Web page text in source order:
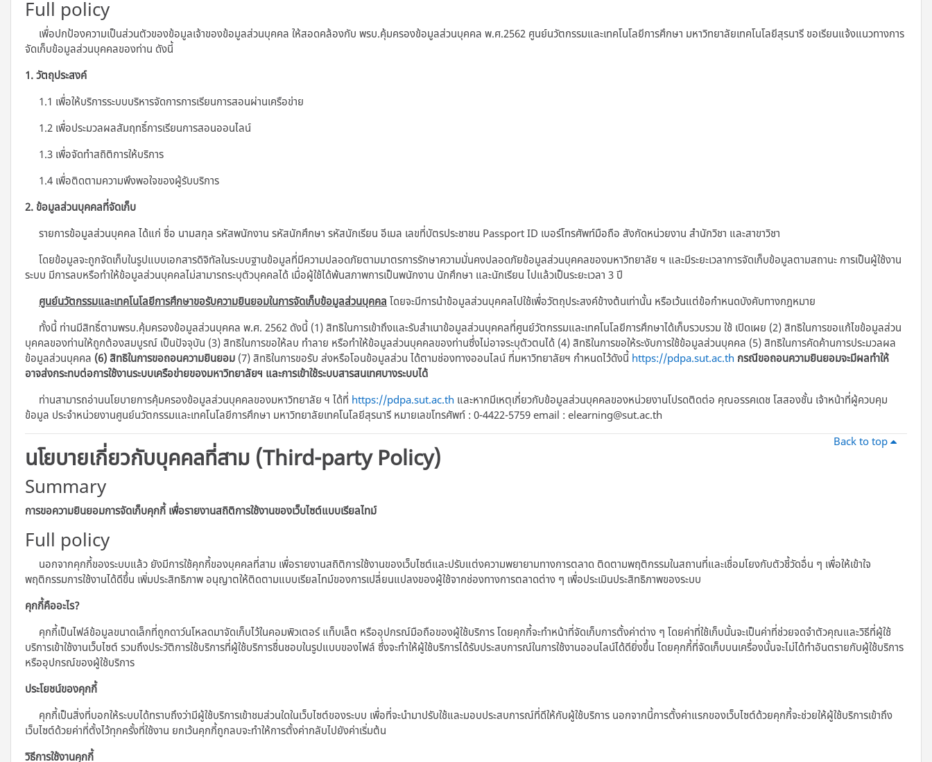
Full policy
เพื่อปกป้องความเป็นส่วนตัวของข้อมูลเจ้าของข้อมูลส่วนบุคคล ให้สอดคล้องกับ พรบ.คุ้มครองข้อมูลส่วนบุคคล พ.ศ.2562 ศูนย์นวัตกรรมและเทคโนโลยีการศึกษา มหาวิทยาลัยเทคโนโลยีสุรนารี ขอเรียนแจ้งแนวทางการ
จัดเก็บข้อมูลส่วนบุคคลของท่าน ดังนี้
1. วัตถุประสงค์
1.1 เพื่อให้บริการระบบบริหารจัดการการเรียนการสอนผ่านเครือข่าย
1.2 เพื่อประมวลผลสัมฤทธิ์การเรียนการสอนออนไลน์
1.3 เพื่อจัดทำสถิติการให้บริการ
1.4 เพื่อติดตามความพึงพอใจของผู้รับบริการ
2. ข้อมูลส่วนบุคคลที่จัดเก็บ
รายการข้อมูลส่วนบุคคล ได้แก่ ชื่อ นามสกุล รหัสพนักงาน รหัสนักศึกษา รหัสนักเรียน อีเมล เลขที่บัตรประชาชน Passport ID เบอร์โทรศัพท์มือถือ สังกัดหน่วยงาน สำนักวิชา และสาขาวิชา
โดยข้อมูลจะถูกจัดเก็บในรูปแบบเอกสารดิจิทัลในระบบฐานข้อมูลที่มีความปลอดภัยตามมาตรการรักษาความมั่นคงปลอดภัยข้อมูลส่วนบุคคลของมหาวิทยาลัย ฯ และมีระยะเวลาการจัดเก็บข้อมูลตามสถานะ การเป็นผู้ใช้งาน
ระบบ มีการลบหรือทำให้ข้อมูลส่วนบุคคลไม่สามารถระบุตัวบุคคลได้ เมื่อผู้ใช้ได้พ้นสภาพการเป็นพนักงาน นักศึกษา และนักเรียน ไปแล้วเป็นระยะเวลา 3 ปี
ศูนย์นวัตกรรมและเทคโนโลยีการศึกษาขอรับความยินยอมในการจัดเก็บข้อมูลส่วนบุคคล โดยจะมีการนำข้อมูลส่วนบุคคลไปใช้เพื่อวัตถุประสงค์ข้างต้นเท่านั้น หรือเว้นแต่ข้อกำหนดบังคับทางกฎหมาย
ทั้งนี้ ท่านมีสิทธิ์ตามพรบ.คุ้มครองข้อมูลส่วนบุคคล พ.ศ. 2562 ดังนี้ (1) สิทธิในการเข้าถึงและรับสำเนาข้อมูลส่วนบุคคลที่ศูนย์วัตกรรมและเทคโนโลยีการศึกษาได้เก็บรวบรวม ใช้ เปิดเผย (2) สิทธิในการขอแก้ไขข้อมูลส่วน
บุคคลของท่านให้ถูกต้องสมบูรณ์ เป็นปัจจุบัน (3) สิทธิในการขอให้ลบ ทำลาย หรือทำให้ข้อมูลส่วนบุคคลของท่านซึ่งไม่อาจระบุตัวตนได้ (4) สิทธิในการขอให้ระงับการใช้ข้อมูลส่วนบุคคล (5) สิทธิในการคัดค้านการประมวลผล
ข้อมูลส่วนบุคคล (6) สิทธิในการขอถอนความยินยอม (7) สิทธิในการขอรับ ส่งหรือโอนข้อมูลส่วน ได้ตามช่องทางออนไลน์ ที่มหาวิทยาลัยฯ กำหนดไว้ดังนี้ https://pdpa.sut.ac.th กรณีขอถอนความยินยอมจะมีผลทำให้
อาจส่งกระทบต่อการใช้งานระบบเครือข่ายของมหาวิทยาลัยฯ และการเข้าใช้ระบบสารสนเทศบางระบบได้
ท่านสามารถอ่านนโยบายการคุ้มครองข้อมูลส่วนบุคคลของมหาวิทยาลัย ฯ ได้ที่ https://pdpa.sut.ac.th และหากมีเหตุเกี่ยวกับข้อมูลส่วนบุคคลของหน่วยงานโปรดติดต่อ คุณอรรคเดช โสสองชั้น เจ้าหน้าที่ผู้ควบคุม
ข้อมูล ประจําหน่วยงานศูนย์นวัตกรรมและเทคโนโลยีการศึกษา มหาวิทยาลัยเทคโนโลยีสุรนารี หมายเลขโทรศัพท์ : 0-4422-5759 email : elearning@sut.ac.th
Back to top
นโยบายเกี่ยวกับบุคคลที่สาม (Third-party Policy)
Summary
การขอความยินยอมการจัดเก็บคุกกี้ เพื่อรายงานสถิติการใช้งานของเว็บไซต์แบบเรียลไทม์
Full policy
นอกจากคุกกี้ของระบบแล้ว ยังมีการใช้คุกกี้ของบุคคลที่สาม เพื่อรายงานสถิติการใช้งานของเว็บไซต์และปรับแต่งความพยายามทางการตลาด ติดตามพฤติกรรมในสถานที่และเชื่อมโยงกับตัวชี้วัดอื่น ๆ เพื่อให้เข้าใจ
พฤติกรรมการใช้งานได้ดีขึ้น เพิ่มประสิทธิภาพ อนุญาตให้ติดตามแบบเรียลไทม์ของการเปลี่ยนแปลงของผู้ใช้จากช่องทางการตลาดต่าง ๆ เพื่อประเมินประสิทธิภาพของระบบ
คุกกี้คืออะไร?
คุกกี้เป็นไฟล์ข้อมูลขนาดเล็กที่ถูกดาว์นโหลดมาจัดเก็บไว้ในคอมพิวเตอร์ แท็บเล็ต หรืออุปกรณ์มือถือของผู้ใช้บริการ โดยคุกกี้จะทำหน้าที่จัดเก็บการตั้งค่าต่าง ๆ โดยค่าที่ใช้เก็บนั้นจะเป็นค่าที่ช่วยจดจำตัวคุณและวิธีที่ผู้ใช้
บริการเข้าใช้งานเว็บไซต์ รวมถึงประวัติการใช้บริการที่ผู้ใช้บริการชื่นชอบในรูปแบบของไฟล์ ซึ่งจะทำให้ผู้ใช้บริการได้รับประสบการณ์ในการใช้งานออนไลน์ได้ดียิ่งขึ้น โดยคุกกี้ที่จัดเก็บบนเครื่องนั้นจะไม่ได้ทำอันตรายกับผู้ใช้บริการ
หรืออุปกรณ์ของผู้ใช้บริการ
ประโยชน์ของคุกกี้
คุกกี้เป็นสิ่งที่บอกให้ระบบได้ทราบถึงว่ามีผู้ใช้บริการเข้าชมส่วนใดในเว็บไซต์ของระบบ เพื่อที่จะนำมาปรับใช้และมอบประสบการณ์ที่ดีให้กับผู้ใช้บริการ นอกจากนี้การตั้งค่าแรกของเว็บไซต์ด้วยคุกกี้จะช่วยให้ผู้ใช้บริการเข้าถึง
เว็บไซต์ด้วยค่าที่ตั้งไว้ทุกครั้งที่ใช้งาน ยกเว้นคุกกี้ถูกลบจะทำให้การตั้งค่ากลับไปยังค่าเริ่มต้น
วิธีการใช้งานคุกกี้